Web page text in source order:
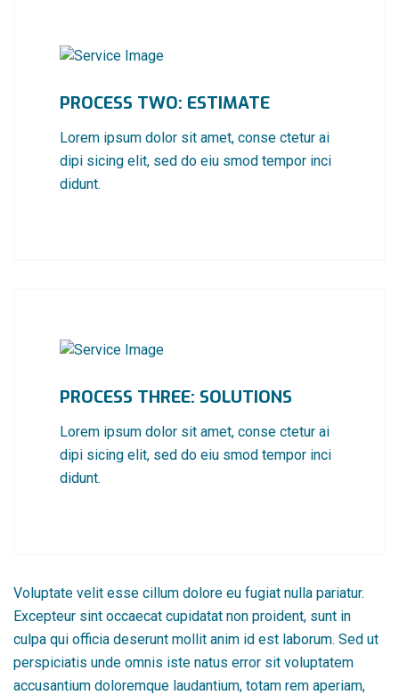
PROCESS TWO: ESTIMATE
Lorem ipsum dolor sit amet, conse ctetur ai
dipi sicing elit, sed do eiu smod tempor inci
didunt.
PROCESS THREE: SOLUTIONS
Lorem ipsum dolor sit amet, conse ctetur ai
dipi sicing elit, sed do eiu smod tempor inci
didunt.
Voluptate velit esse cillum dolore eu fugiat nulla pariatur.
Excepteur sint occaecat cupidatat non proident, sunt in
culpa qui officia deserunt mollit anim id est laborum. Sed ut
perspiciatis unde omnis iste natus error sit voluptatem
accusantium doloremque laudantium, totam rem aperiam,